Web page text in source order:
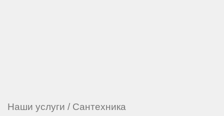
Наши услуги / Сантехника